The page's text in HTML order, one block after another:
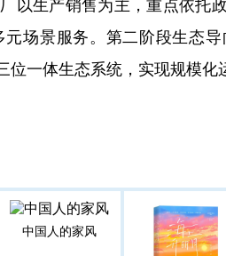
以生产销售为主，重点依托
场景服务。第二阶段生态
位一体生态系统，实现规模化
中国人的家风